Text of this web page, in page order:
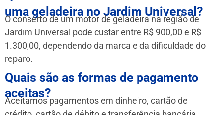
uma geladeira no Jardim Universal?
O conserto de um motor de geladeira na região de
Jardim Universal pode custar entre R$ 900,00 e R$
1.300,00, dependendo da marca e da dificuldade do
reparo.
Quais são as formas de pagamento
aceitas?
Aceitamos pagamentos em dinheiro, cartão de